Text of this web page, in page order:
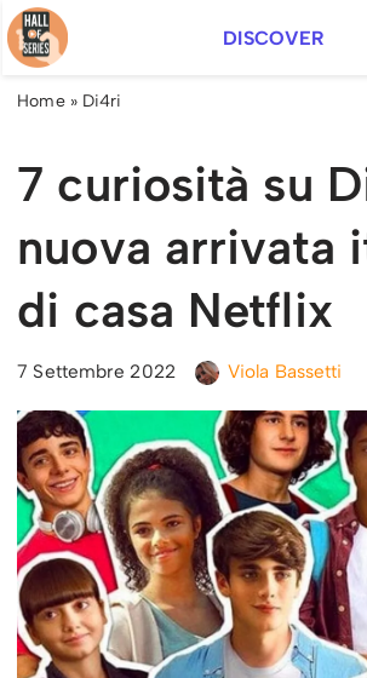
Vai
al
DISCOVER
Home» Di4ri
7 curiosità su
nuova arrivata
di casa Netflix
7 Settembre 2022 Viola Bassetti